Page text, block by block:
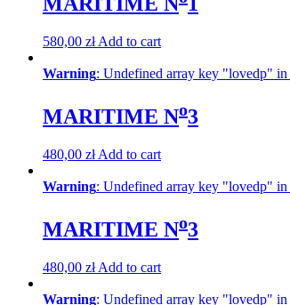
580,00 zł Add to cart
Warning: Undefined array key "lovedp" in
MARITIME No3
480,00 zł Add to cart
Warning: Undefined array key "lovedp" in
MARITIME No3
480,00 zł Add to cart
Warning: Undefined array key "lovedp" in